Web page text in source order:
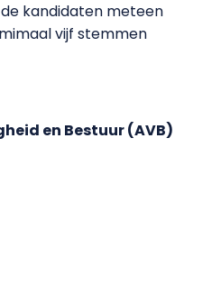
kandidaten meteen
vijf stemmen
en Bestuur (AVB)